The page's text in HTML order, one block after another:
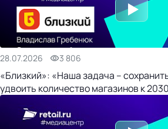
28.07.2026 3 806
«Близкий»: «Наша задача –
удвоить количество магазинов к